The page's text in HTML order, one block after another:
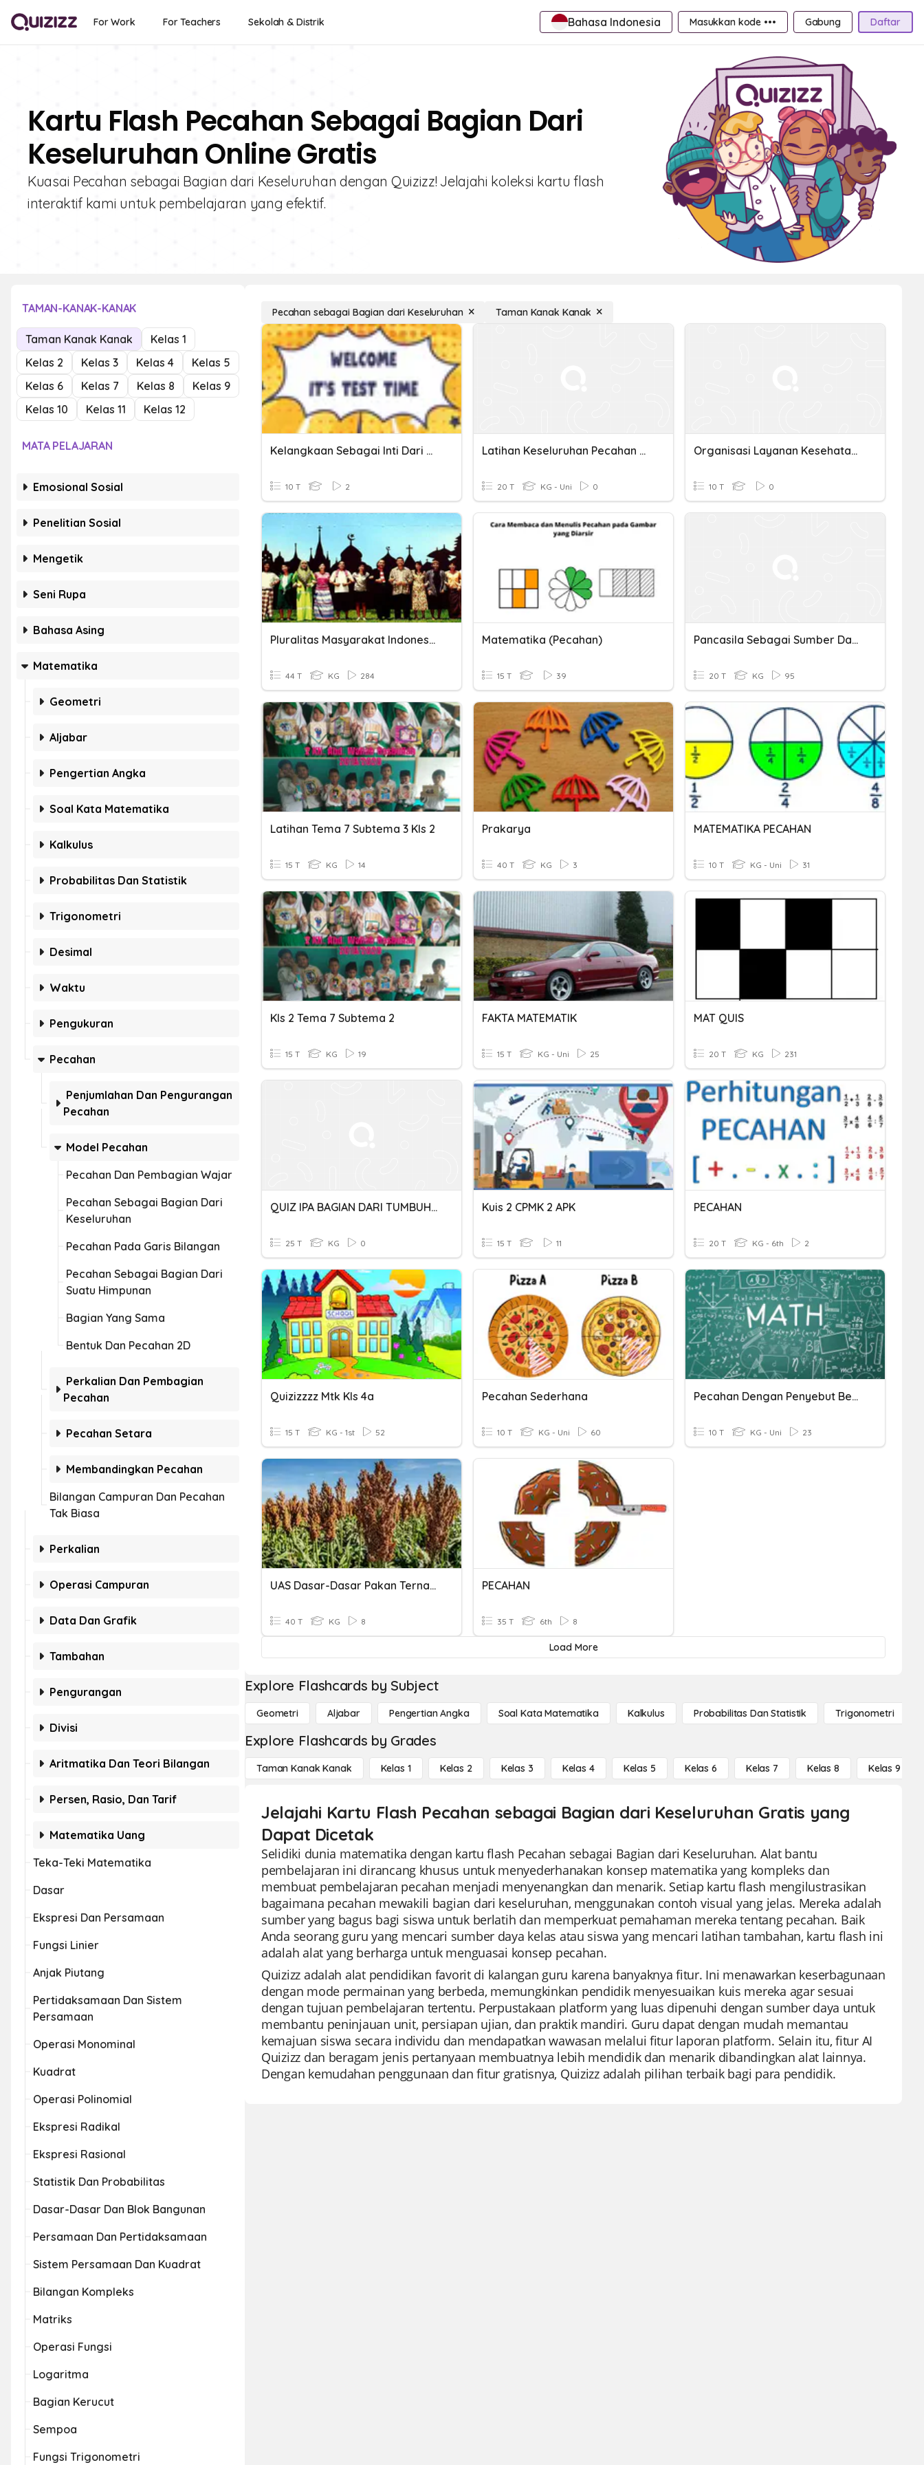
For Work For Teachers Sekolah & Distrik Bahasa Indonesia Masukkan kode ••• Gabung Daftar
Kartu Flash Pecahan Sebagai Bagian Dari
Keseluruhan Online Gratis
Kuasai Pecahan sebagai Bagian dari Keseluruhan dengan Quizizz! Jelajahi koleksi kartu flash
interaktif kami untuk pembelajaran yang efektif.
TAMAN-KANAK-KANAK
Taman Kanak Kanak
Kelas 1
Kelas 2
Kelas 3 Kelas 4
Kelas 5
Kelas 6
Kelas 7 Kelas 8
Kelas 9
Kelas 10
Kelas 11 Kelas 12
MATA PELAJARAN
Emosional Sosial
Penelitian Sosial
Mengetik
Seni Rupa
Bahasa Asing
Matematika
Geometri
Aljabar
Pengertian Angka
Soal Kata Matematika
Kalkulus
Probabilitas Dan Statistik
Trigonometri
Desimal
Waktu
Pengukuran
Pecahan
Penjumlahan Dan Pengurangan
Pecahan
Model Pecahan
Pecahan Dan Pembagian Wajar
Pecahan Sebagai Bagian Dari
Keseluruhan
Pecahan Pada Garis Bilangan
Pecahan Sebagai Bagian Dari
Suatu Himpunan
Bagian Yang Sama
Bentuk Dan Pecahan 2D
Perkalian Dan Pembagian
Pecahan
Pecahan Setara
Membandingkan Pecahan
Bilangan Campuran Dan Pecahan
Tak Biasa
Perkalian
Operasi Campuran
Data Dan Grafik
Tambahan
Pengurangan
Divisi
Aritmatika Dan Teori Bilangan
Persen, Rasio, Dan Tarif
Matematika Uang
Teka-Teki Matematika
Dasar
Ekspresi Dan Persamaan
Fungsi Linier
Anjak Piutang
Pertidaksamaan Dan Sistem
Persamaan
Operasi Monominal
Kuadrat
Operasi Polinomial
Ekspresi Radikal
Ekspresi Rasional
Statistik Dan Probabilitas
Dasar-Dasar Dan Blok Bangunan
Persamaan Dan Pertidaksamaan
Sistem Persamaan Dan Kuadrat
Bilangan Kompleks
Matriks
Operasi Fungsi
Logaritma
Bagian Kerucut
Sempoa
Fungsi Trigonometri
Pecahan sebagai Bagian dari Keseluruhan Taman Kanak Kanak
Kelangkaan Sebagai Inti Dari Masalah Ilmu Ekonomi
10 T 2
Latihan Keseluruhan Pecahan Kelas 4
20 T KG - Uni 0
Organisasi Layanan Kesehatan Sebagai Bagian Dari Sistem Kesehatan Nasional
10 T 0
Pluralitas Masyarakat Indonesia
44 T KG 284
Matematika (Pecahan)
15 T 39
Pancasila Sebagai Sumber Dari Segala Sumber Hukum
20 T KG 95
Latihan Tema 7 Subtema 3 Kls 2
15 T KG 14
Prakarya
40 T KG 3
MATEMATIKA PECAHAN
10 T KG - Uni 31
Kls 2 Tema 7 Subtema 2
15 T KG 19
FAKTA MATEMATIK
15 T KG - Uni 25
MAT QUIS
20 T KG 231
QUIZ IPA BAGIAN DARI TUMBUHAN
25 T KG 0
Kuis 2 CPMK 2 APK
15 T 11
PECAHAN
20 T KG - 6th 2
Quizizzzz Mtk Kls 4a
15 T KG - 1st 52
Pecahan Sederhana
10 T KG - Uni 60
Pecahan Dengan Penyebut Berbeda
10 T KG - Uni 23
UAS Dasar-Dasar Pakan Ternak X ATR
40 T KG 8
PECAHAN
35 T 6th 8
Load More
Explore Flashcards by Subject
Geometri Aljabar Pengertian Angka Soal Kata Matematika Kalkulus Probabilitas Dan Statistik Trigonometri
Explore Flashcards by Grades
Taman Kanak Kanak Kelas 1 Kelas 2 Kelas 3 Kelas 4 Kelas 5 Kelas 6 Kelas 7 Kelas 8 Kelas 9
Jelajahi Kartu Flash Pecahan sebagai Bagian dari Keseluruhan Gratis yang
Dapat Dicetak
Selidiki dunia matematika dengan kartu flash Pecahan sebagai Bagian dari Keseluruhan. Alat bantu
pembelajaran ini dirancang khusus untuk menyederhanakan konsep matematika yang kompleks dan
membuat pembelajaran pecahan menjadi menyenangkan dan menarik. Setiap kartu flash mengilustrasikan
bagaimana pecahan mewakili bagian dari keseluruhan, menggunakan contoh visual yang jelas. Mereka adalah
sumber yang bagus bagi siswa untuk berlatih dan memperkuat pemahaman mereka tentang pecahan. Baik
Anda seorang guru yang mencari sumber daya kelas atau siswa yang mencari latihan tambahan, kartu flash ini
adalah alat yang berharga untuk menguasai konsep pecahan.
Quizizz adalah alat pendidikan favorit di kalangan guru karena banyaknya fitur. Ini menawarkan keserbagunaan
dengan mode permainan yang berbeda, memungkinkan pendidik menyesuaikan kuis mereka agar sesuai
dengan tujuan pembelajaran tertentu. Perpustakaan platform yang luas dipenuhi dengan sumber daya untuk
membantu peninjauan unit, persiapan ujian, dan praktik mandiri. Guru dapat dengan mudah memantau
kemajuan siswa secara individu dan mendapatkan wawasan melalui fitur laporan platform. Selain itu, fitur AI
Quizizz dan beragam jenis pertanyaan membuatnya lebih mendidik dan menarik dibandingkan alat lainnya.
Dengan kemudahan penggunaan dan fitur gratisnya, Quizizz adalah pilihan terbaik bagi para pendidik.